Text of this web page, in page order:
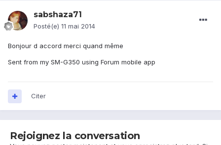
sabshaza71
Posté(e) 11 mai 2014
Bonjour d accord merci quand même
Sent from my SM-G350 using Forum mobile app
Citer
Rejoignez la conversation